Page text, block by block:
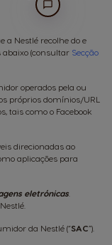
a Nestlé recolhe do e
abaixo (consultar Secção
operados pela ou
próprios domínios/URL
tais como o Facebook
direcionadas ao
aplicações para
eletrónicas
da Nestlé (“SAC”).